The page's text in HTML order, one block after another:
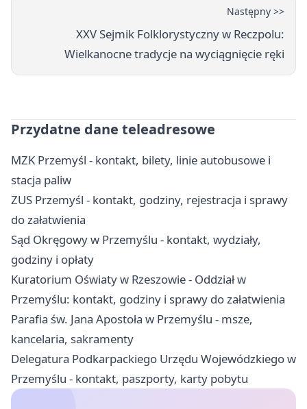
Następny >>
XXV Sejmik Folklorystyczny w Reczpolu:
Wielkanocne tradycje na wyciągnięcie ręki
Przydatne dane teleadresowe
MZK Przemyśl - kontakt, bilety, linie autobusowe i
stacja paliw
ZUS Przemyśl - kontakt, godziny, rejestracja i sprawy
do załatwienia
Sąd Okręgowy w Przemyślu - kontakt, wydziały,
godziny i opłaty
Kuratorium Oświaty w Rzeszowie - Oddział w
Przemyślu: kontakt, godziny i sprawy do załatwienia
Parafia św. Jana Apostoła w Przemyślu - msze,
kancelaria, sakramenty
Delegatura Podkarpackiego Urzędu Wojewódzkiego w
Przemyślu - kontakt, paszporty, karty pobytu